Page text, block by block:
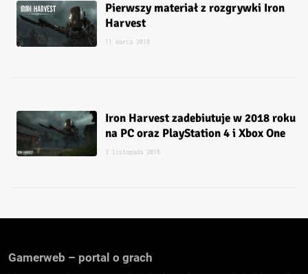
Pierwszy materiał z rozgrywki Iron
Harvest
11 marca 2018
Iron Harvest zadebiutuje w 2018 roku
na PC oraz PlayStation 4 i Xbox One
3 listopada 2016
Gamerweb – portal o grach